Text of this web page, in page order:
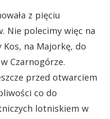
z pięciu
Nie polecimy więc na
na Majorkę, do
Czarnogórze.
przed otwarciem
co do
lotniskiem w